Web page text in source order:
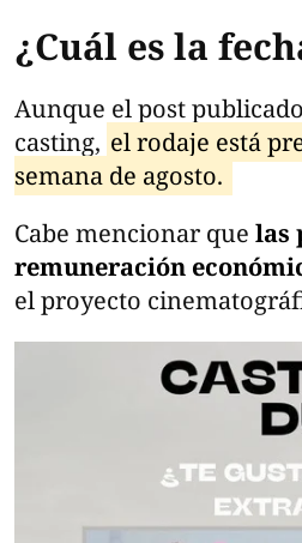
¿Cuál es la
Aunque el post
casting, el rodaje está
semana de agosto.
Cabe mencionar que las
remuneración
el proyecto